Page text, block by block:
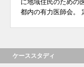
に地域住民のための
都内の有力医師会。
ケーススタディ